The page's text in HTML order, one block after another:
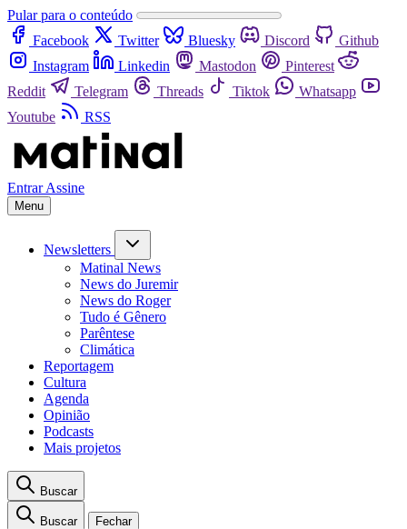
Pular para o conteúdo
Facebook
Twitter Bluesky Discord
Github
Instagram
Linkedin Mastodon
Pinterest
Reddit
Telegram Threads Tiktok
Whatsapp
Youtube
RSS
Entrar Assine
Menu
Newsletters
Matinal News
News do Juremir
News do Roger
Tudo é Gênero
Parêntese
Climática
Reportagem
Cultura
Agenda
Opinião
Podcasts
Mais projetos
Buscar
Buscar Fechar